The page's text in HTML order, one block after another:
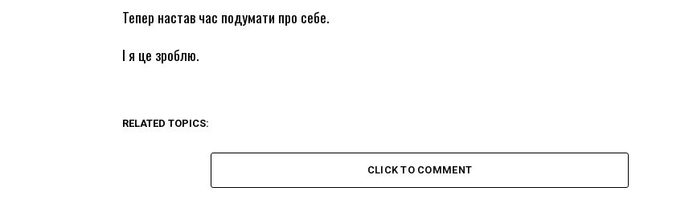
Тепер настав час подумати про себе.
І я це зроблю.
RELATED TOPICS:
CLICK TO COMMENT